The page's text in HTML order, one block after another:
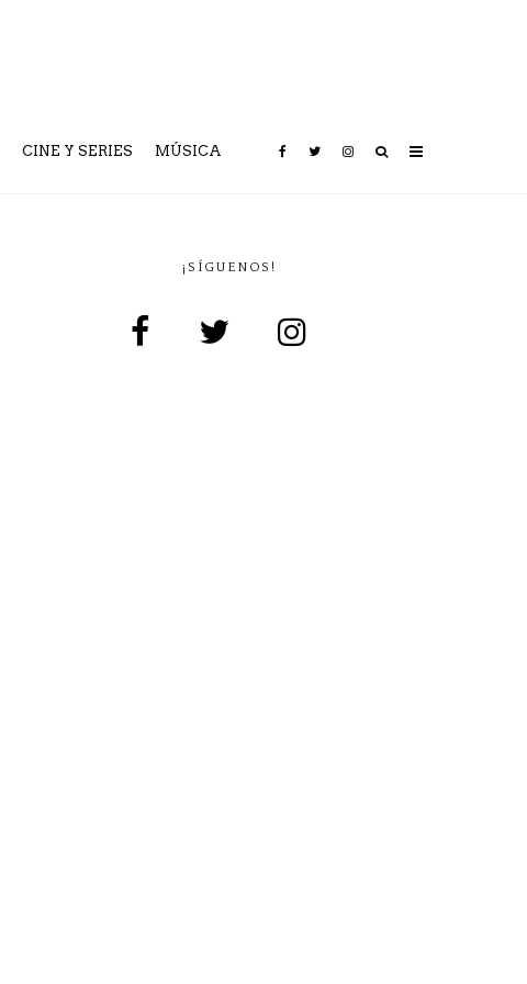
CINE Y SERIES MÚSICA
¡SÍGUENOS!